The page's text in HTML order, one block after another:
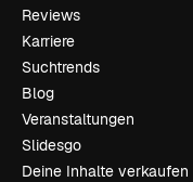
Reviews
Karriere
Suchtrends
Blog
Veranstaltungen
Slidesgo
Deine Inhalte verkaufen